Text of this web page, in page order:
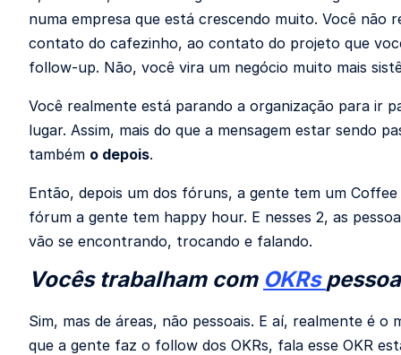
numa empresa que está crescendo muito. Você não
contato do cafezinho, ao contato do projeto que
follow-up. Não, você vira um negócio muito mais
Você realmente está parando a organização para ir
lugar. Assim, mais do que a mensagem estar sendo
também o depois.
Então, depois um dos fóruns, a gente tem um
fórum a gente tem happy hour. E nesses 2, as
vão se encontrando, trocando e falando.
Vocês trabalham com OKRs
Sim, mas de áreas, não pessoais. E aí, realmente é o
que a gente faz o follow dos OKRs, fala esse OKR